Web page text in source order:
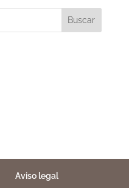
Buscar
Aviso legal